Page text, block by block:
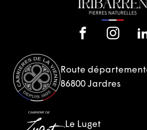
Route
86800 Jardres
Le Luget